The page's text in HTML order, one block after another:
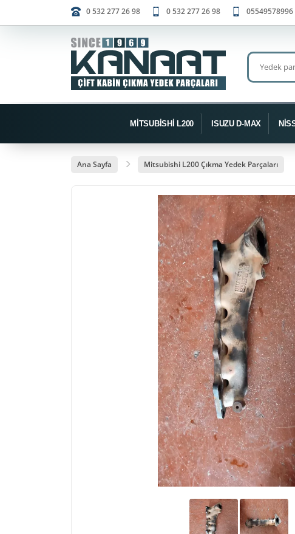
0 532 277 26 98 0 532 277 26 98 05549578996
MİTSUBİSHİ L200 ISUZU D-MAX
Ana Sayfa Mitsubishi L200 Çıkma Yedek Parçaları